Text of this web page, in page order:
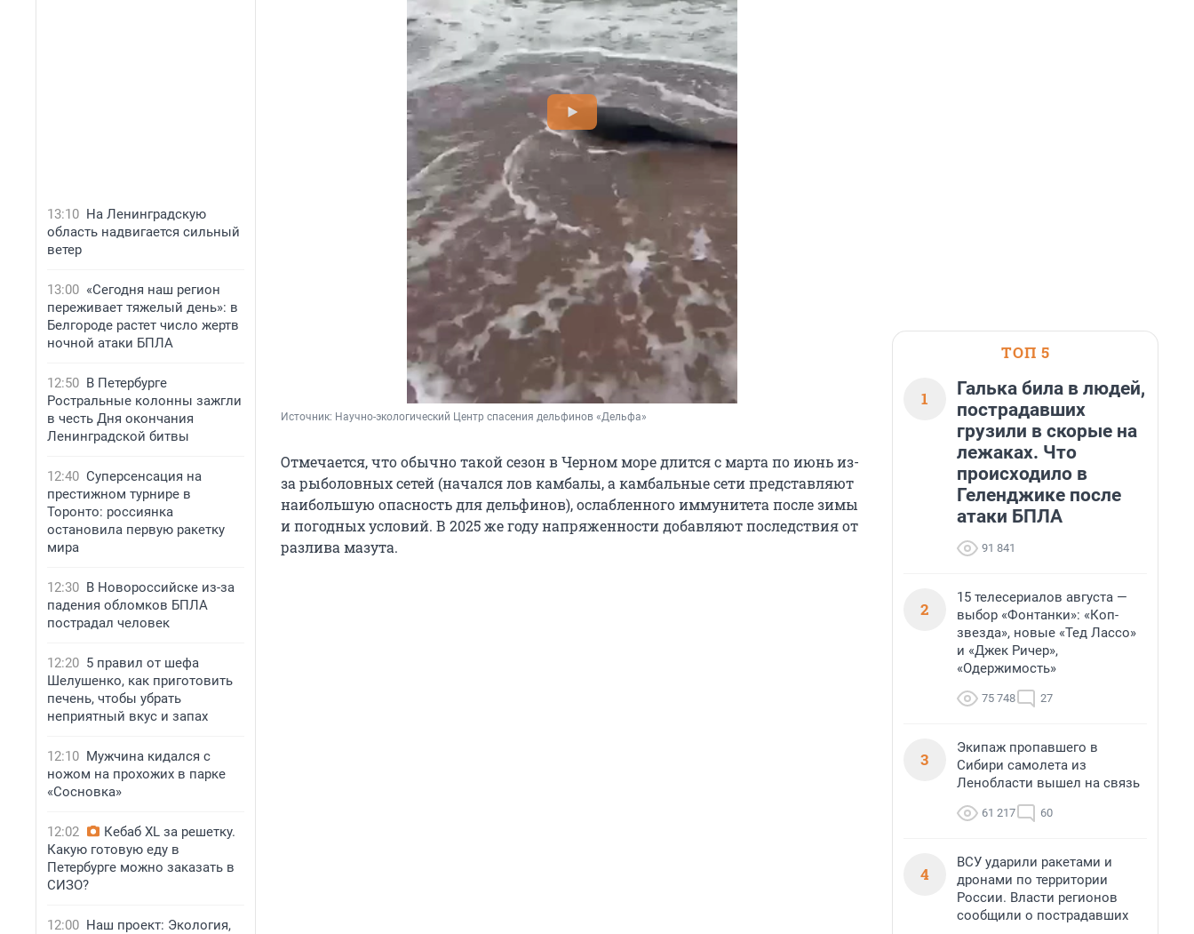
13:10 На Ленинградскую
область надвигается сильный
ветер
13:00 «Сегодня наш регион
переживает тяжелый день»: в
Белгороде растет число жертв
ночной атаки БПЛА
12:50 В Петербурге
Ростральные колонны зажгли
в честь Дня окончания
Ленинградской битвы
12:40 Суперсенсация на
престижном турнире в
Торонто: россиянка
остановила первую ракетку
мира
12:30 В Новороссийске из-за
падения обломков БПЛА
пострадал человек
12:20 5 правил от шефа
Шелушенко, как приготовить
печень, чтобы убрать
неприятный вкус и запах
12:10 Мужчина кидался с
ножом на прохожих в парке
«Сосновка»
12:02
Кебаб XL за решетку.
Какую готовую еду в
Петербурге можно заказать в
СИЗО?
12:00 Наш проект: Экология,
Источник: Научно-экологический Центр спасения дельфинов «Дельфа»
Отмечается, что обычно такой сезон в Черном море длится с марта по июнь из-
за рыболовных сетей (начался лов камбалы, а камбальные сети представляют
наибольшую опасность для дельфинов), ослабленного иммунитета после зимы
и погодных условий. В 2025 же году напряженности добавляют последствия от
разлива мазута.
ТОП 5
1
Галька била в людей,
пострадавших
грузили в скорые на
лежаках. Что
происходило в
Геленджике после
атаки БПЛА
91 841
2
15 телесериалов августа —
выбор «Фонтанки»: «Коп-
звезда», новые «Тед Лассо»
и «Джек Ричер»,
«Одержимость»
75 748 27
3
Экипаж пропавшего в
Сибири самолета из
Ленобласти вышел на связь
61 217 60
4
ВСУ ударили ракетами и
дронами по территории
России. Власти регионов
сообщили о пострадавших